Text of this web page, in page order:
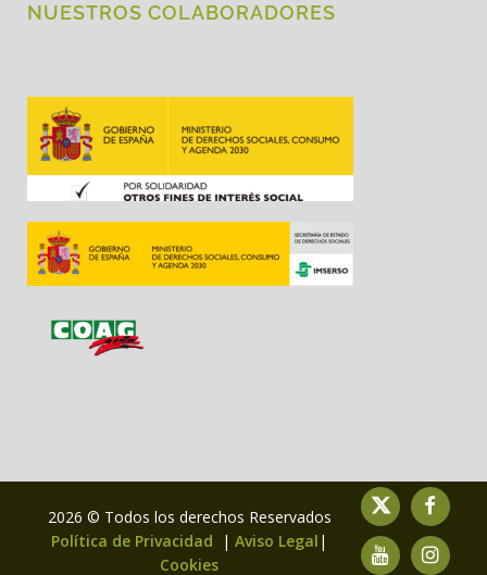
NUESTROS COLABORADORES
2026 © Todos los derechos Reservados
Política de Privacidad
| Aviso Legal |
Cookies